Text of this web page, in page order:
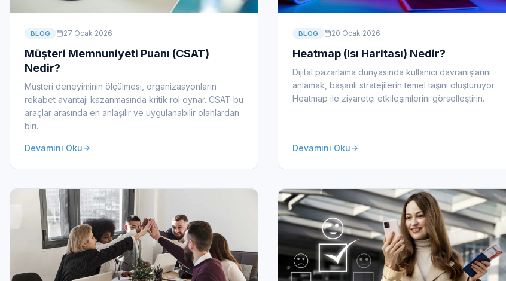
BLOG 27 Ocak 2026
Müşteri Memnuniyeti Puanı (CSAT)
Nedir?
Müşteri deneyiminin ölçülmesi, organizasyonların
rekabet avantajı kazanmasında kritik rol oynar. CSAT bu
araçlar arasında en anlaşılır ve uygulanabilir olanlardan
biri.
Devamını Oku
BLOG 20 Ocak 2026
Heatmap (Isı Haritası) Nedir?
Dijital pazarlama dünyasında kullanıcı davranışlarını
anlamak, başarılı stratejilerin temel taşını oluşturuyor.
Heatmap ile ziyaretçi etkileşimlerini görselleştirin.
Devamını Oku